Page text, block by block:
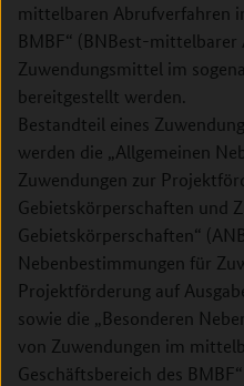
mittelbaren Abrufverfahren
BMBF“ (BNBest-
Zuwendungsmittel im
bereitgestellt werden.
Bestandteil eines
werden die „Allgemeinen
Zuwendungen zur
Gebietskörperschaften und
Gebietskörperschaften“
Nebenbestimmungen für
Projektförderung auf
sowie die „Besonderen
von Zuwendungen im
Geschäftsbereich des